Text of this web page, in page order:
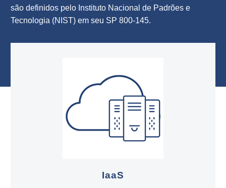
são definidos pelo Instituto Nacional de Padrões e
Tecnologia (NIST) em seu SP 800-145.
IaaS